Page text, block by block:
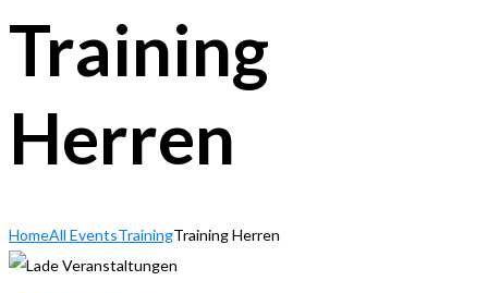
Training
Herren
HomeAll EventsTrainingTraining Herren